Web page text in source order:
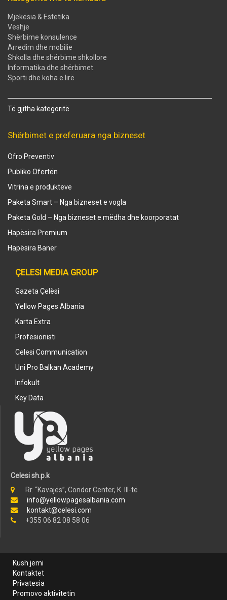
Mjekësia & Estetika
Veshje
Shërbime konsulence
Arredim dhe mobilie
Shkolla dhe shërbime shkollore
Informatika dhe shërbimet
Sporti dhe koha e lirë
Të gjitha kategoritë
Shërbimet e preferuara nga bizneset
Ofro Preventiv
Publiko Ofertën
Vitrina e produkteve
Paketa Smart – Nga bizneset e vogla
Paketa Gold – Nga bizneset e mëdha dhe koorporatat
Hapësira Premium
Hapësira Baner
ÇELESI MEDIA GROUP
Gazeta Çelësi
Yellow Pages Albania
Karta Extra
Profesionisti
Celesi Communication
Uni Pro Balkan Academy
Infokult
Key Data
Celesi sh.p.k
Rr. “Kavajës”, Condor Center, K. III-të
info@yellowpagesalbania.com
kontakt@celesi.com
+355 06 82 08 58 06
Kush jemi
Kontaktet
Privatesia
Promovo aktivitetin